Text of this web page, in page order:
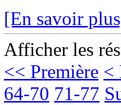
[En savoir
Afficher les
<< Première <
64-70 71-77